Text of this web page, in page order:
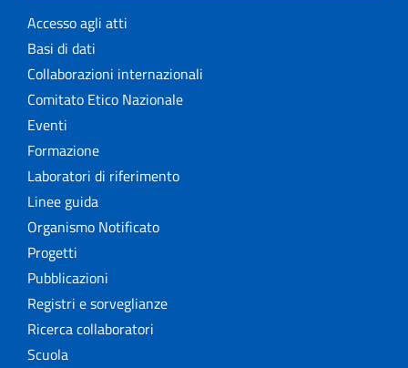
Accesso agli atti
Basi di dati
Collaborazioni internazionali
Comitato Etico Nazionale
Eventi
Formazione
Laboratori di riferimento
Linee guida
Organismo Notificato
Progetti
Pubblicazioni
Registri e sorveglianze
Ricerca collaboratori
Scuola